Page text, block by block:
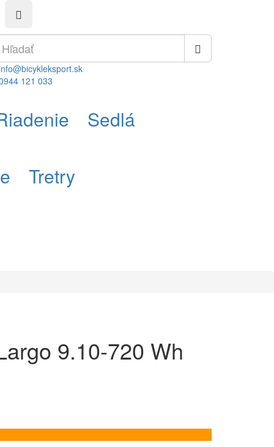
121 033
Sedlá
Tretry
9.10-720 Wh